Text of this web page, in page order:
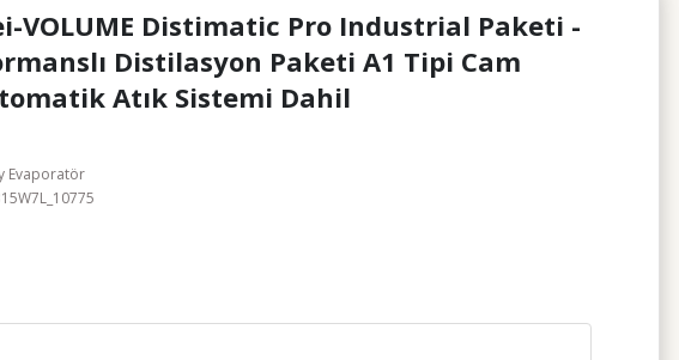
VOLUME Distimatic Pro Industrial Paketi -
Distilasyon Paketi A1 Tipi Cam
Atık Sistemi Dahil
Evaporatör